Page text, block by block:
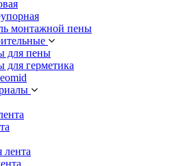
монтажной пены
для пены
для герметика
лента